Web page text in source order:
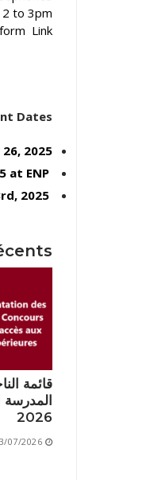
to 3pm.
Link
Dates:
2025
قائمة
المدرسة
2026
07/2026